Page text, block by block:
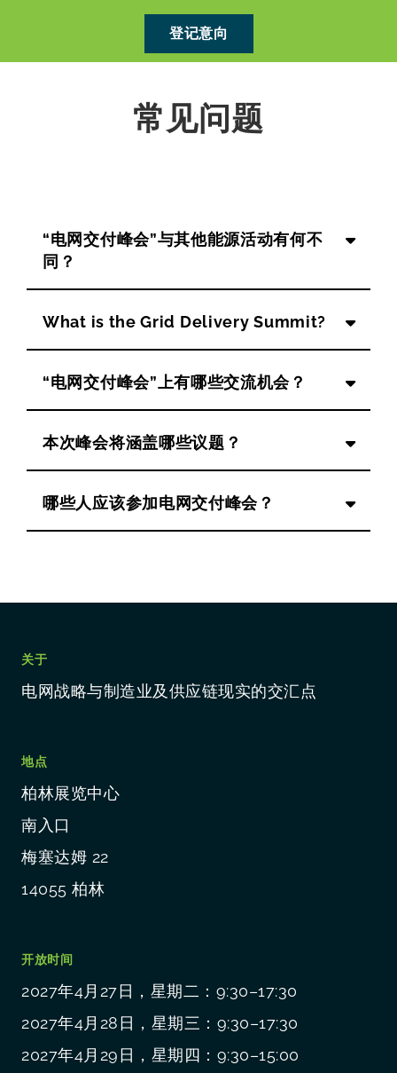
登记意向
常见问题
“电网交付峰会”与其他能源活动有何不
同？
What is the Grid Delivery Summit?
“电网交付峰会”上有哪些交流机会？
本次峰会将涵盖哪些议题？
哪些人应该参加电网交付峰会？
关于
电网战略与制造业及供应链现实的交汇点
地点
柏林展览中心
南入口
梅塞达姆 22
14055 柏林
开放时间
2027年4月27日，星期二：9:30–17:30
2027年4月28日，星期三：9:30–17:30
2027年4月29日，星期四：9:30–15:00